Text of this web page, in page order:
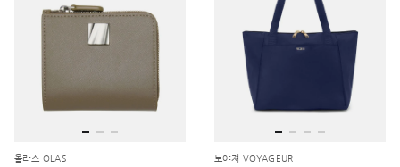
올라스 OLAS 보야져 VOYAGEUR